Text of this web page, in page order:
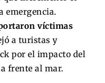
emergencia.
víctimas
a turistas y
por el impacto del
frente al mar.